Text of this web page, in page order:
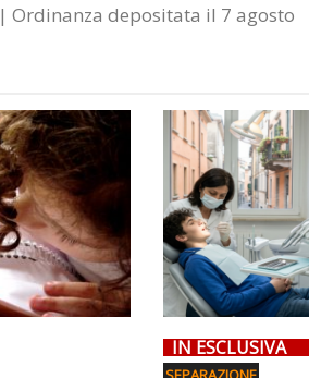
| Ordinanza depositata il 7 agosto
IN ESCLUSIVA